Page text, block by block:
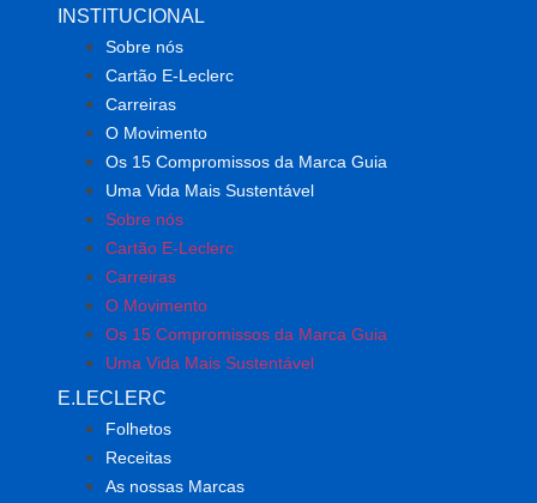
INSTITUCIONAL
Sobre nós
Cartão E-Leclerc
Carreiras
O Movimento
Os 15 Compromissos da Marca Guia
Uma Vida Mais Sustentável
Sobre nós
Cartão E-Leclerc
Carreiras
O Movimento
Os 15 Compromissos da Marca Guia
Uma Vida Mais Sustentável
E.LECLERC
Folhetos
Receitas
As nossas Marcas